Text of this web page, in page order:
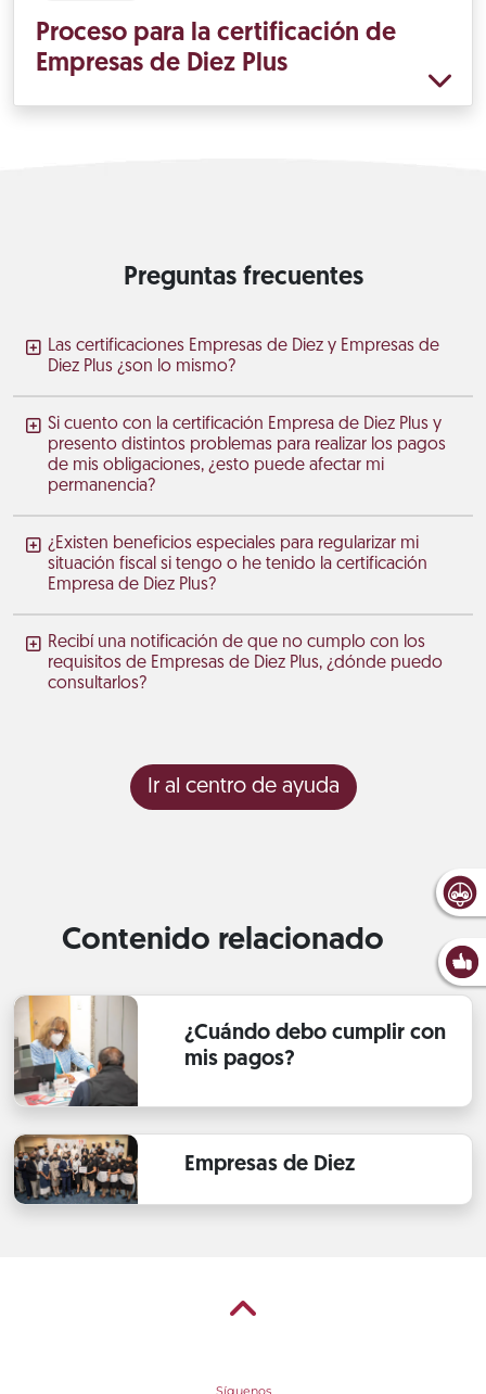
Proceso para la certificación de
Empresas de Diez Plus
Preguntas frecuentes
Las certificaciones Empresas de Diez y Empresas de
Diez Plus ¿son lo mismo?
Si cuento con la certificación Empresa de Diez Plus y
presento distintos problemas para realizar los pagos
de mis obligaciones, ¿esto puede afectar mi
permanencia?
¿Existen beneficios especiales para regularizar mi
situación fiscal si tengo o he tenido la certificación
Empresa de Diez Plus?
Recibí una notificación de que no cumplo con los
requisitos de Empresas de Diez Plus, ¿dónde puedo
consultarlos?
Ir al centro de ayuda
Contenido relacionado
¿Cuándo debo cumplir con
mis pagos?
Empresas de Diez
Síguenos